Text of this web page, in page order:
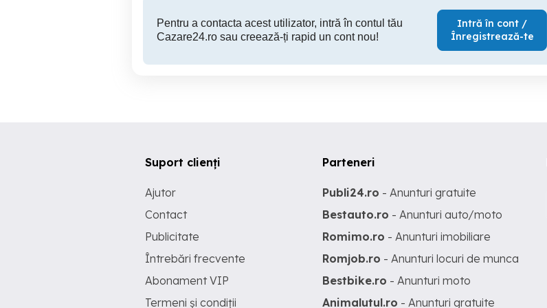
Pentru a contacta acest utilizator, intră în contul tău
Cazare24.ro sau creează-ți rapid un cont nou!
Intră în cont /
Înregistrează-te
Suport clienți
Ajutor
Contact
Publicitate
Întrebări frecvente
Abonament VIP
Termeni și condiții
Parteneri
Publi24.ro - Anunturi gratuite
Bestauto.ro - Anunturi auto/moto
Romimo.ro - Anunturi imobiliare
Romjob.ro - Anunturi locuri de munca
Bestbike.ro - Anunturi moto
Animalutul.ro - Anunturi gratuite